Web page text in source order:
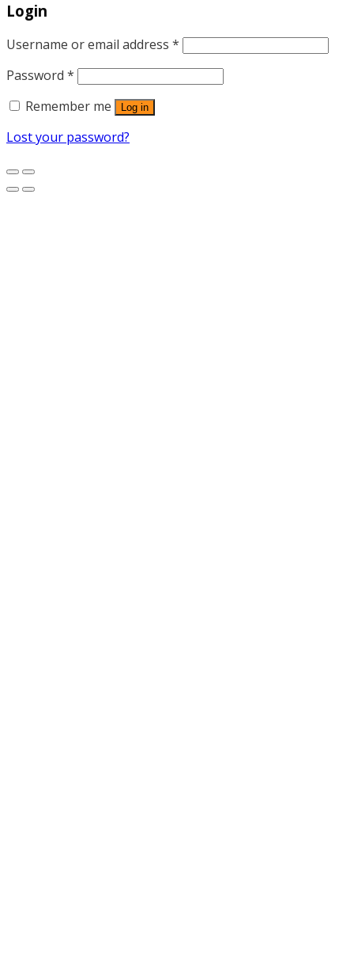
Login
Username or email address *
Password *
Remember me
Log in
Lost your password?